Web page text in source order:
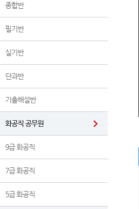
종합반
필기반
실기반
단과반
기출해설반
화공직 공무원
9급 화공직
7급 화공직
5급 화공직